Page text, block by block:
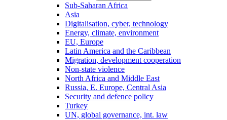
Sub-Saharan Africa
Asia
Digitalisation, cyber, technology
Energy, climate, environment
EU, Europe
Latin America and the Caribbean
Migration, development cooperation
Non-state violence
North Africa and Middle East
Russia, E. Europe, Central Asia
Security and defence policy
Turkey
UN, global governance, int. law